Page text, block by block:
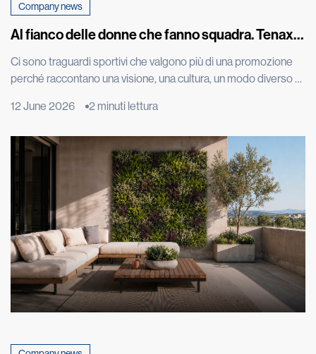
Company news
Al fianco delle donne che fanno squadra. Tenax
A1 della squadra di basket femminile di Costa
Masnaga
Ci sono traguardi sportivi che valgono più di una promozione
perché raccontano una visione, una cultura, un modo diverso di
Masnaga, squadra di basket femminile di cui siamo sponsor, è
tecnica e spirito di squadra, ma […]
12 June 2026 2 minuti lettura